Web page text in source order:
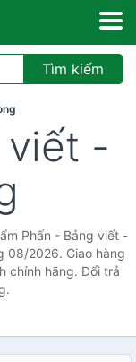
Tìm kiếm
viết -
Phấn - Bảng viết -
08/2026. Giao hàng
chính hãng. Đổi trả